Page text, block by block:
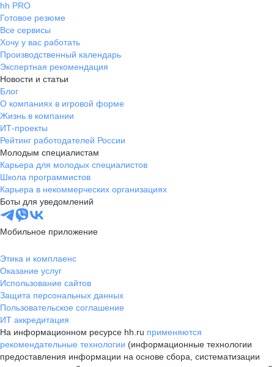
hh PRO
Готовое резюме
Все сервисы
Хочу у вас работать
Производственный календарь
Экспертная рекомендация
Новости и статьи
Блог
О компаниях в игровой форме
Жизнь в компании
ИТ-проекты
Рейтинг работодателей России
Молодым специалистам
Карьера для молодых специалистов
Школа программистов
Карьера в некоммерческих организациях
Боты для уведомлений
Мобильное приложение
Этика и комплаенс
Оказание услуг
Использование сайтов
Защита персональных данных
Пользовательское соглашение
ИТ аккредитация
На информационном ресурсе hh.ru применяются
рекомендательные технологии (информационные технологии
предоставления информации на основе сбора, систематизации